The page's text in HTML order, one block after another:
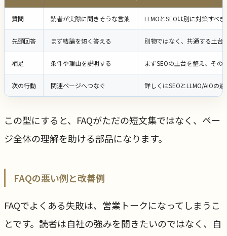
質問 読者が実際に聞きそうな言葉 LLMOとSEOは別に対策すべ
先頭回答 まず結論を短く答える 別物ではなく、共通する土台
補足 条件や理由を説明する まずSEOの土台を整え、その
次の行動 関連ページへつなぐ 詳しくはSEOとLLMO/AIOの
この型にすると、FAQがただの短文集ではなく、ペー
ジ全体の理解を助ける部品になります。
FAQの悪い例と改善例
FAQでよくある失敗は、営業トークになってしまうこ
とです。読者は自社の強みを聞きたいのではなく、自